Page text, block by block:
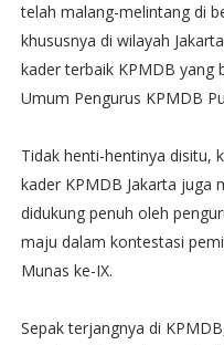
telah malang-melintang di
khususnya di wilayah
kader terbaik KPMDB yang
Umum Pengurus KPMDB
Tidak henti-hentinya disitu,
kader KPMDB Jakarta juga
didukung penuh oleh
maju dalam kontestasi
Munas ke-IX.
Sepak terjangnya di